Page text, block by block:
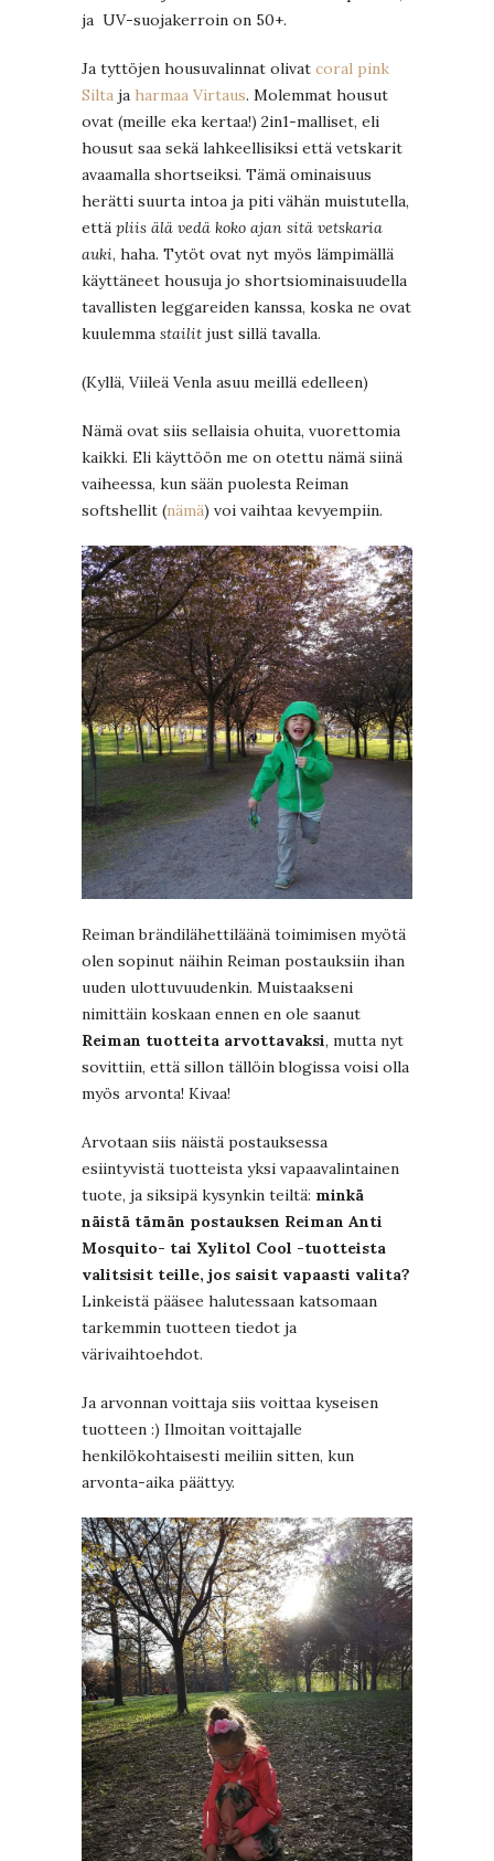
ja UV-suojakerroin on 50+.
Ja tyttöjen housuvalinnat olivat coral pink
Silta ja harmaa Virtaus. Molemmat housut
ovat (meille eka kertaa!) 2in1-malliset, eli
housut saa sekä lahkeellisiksi että vetskarit
avaamalla shortseiksi. Tämä ominaisuus
herätti suurta intoa ja piti vähän muistutella,
että pliis älä vedä koko ajan sitä vetskaria
auki, haha. Tytöt ovat nyt myös lämpimällä
käyttäneet housuja jo shortsiominaisuudella
tavallisten leggareiden kanssa, koska ne ovat
kuulemma stailit just sillä tavalla.
(Kyllä, Viileä Venla asuu meillä edelleen)
Nämä ovat siis sellaisia ohuita, vuorettomia
kaikki. Eli käyttöön me on otettu nämä siinä
vaiheessa, kun sään puolesta Reiman
softshellit (nämä) voi vaihtaa kevyempiin.
Reiman brändilähettiläänä toimimisen myötä
olen sopinut näihin Reiman postauksiin ihan
uuden ulottuvuudenkin. Muistaakseni
nimittäin koskaan ennen en ole saanut
Reiman tuotteita arvottavaksi, mutta nyt
sovittiin, että sillon tällöin blogissa voisi olla
myös arvonta! Kivaa!
Arvotaan siis näistä postauksessa
esiintyvistä tuotteista yksi vapaavalintainen
tuote, ja siksipä kysynkin teiltä: minkä
näistä tämän postauksen Reiman Anti
Mosquito- tai Xylitol Cool -tuotteista
valitsisit teille, jos saisit vapaasti valita?
Linkeistä pääsee halutessaan katsomaan
tarkemmin tuotteen tiedot ja
värivaihtoehdot.
Ja arvonnan voittaja siis voittaa kyseisen
tuotteen :) Ilmoitan voittajalle
henkilökohtaisesti meiliin sitten, kun
arvonta-aika päättyy.